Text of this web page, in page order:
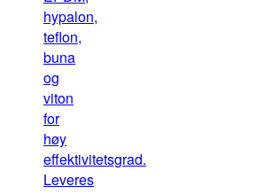
hypalon,
teflon,
buna
og
viton
for
høy
effektivitetsgrad.
Leveres